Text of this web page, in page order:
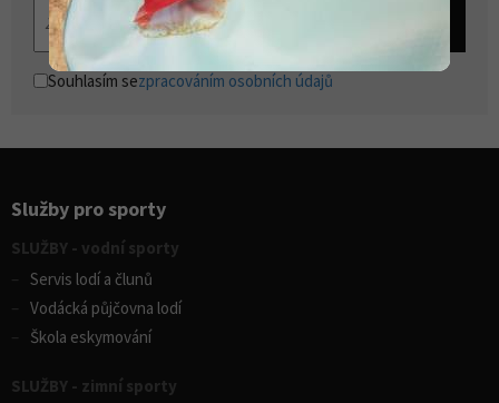
Souhlasím sezpracováním osobních údajů
Služby pro sporty
SLUŽBY - vodní sporty
Servis lodí a člunů
Vodácká půjčovna lodí
Škola eskymování
SLUŽBY - zimní sporty